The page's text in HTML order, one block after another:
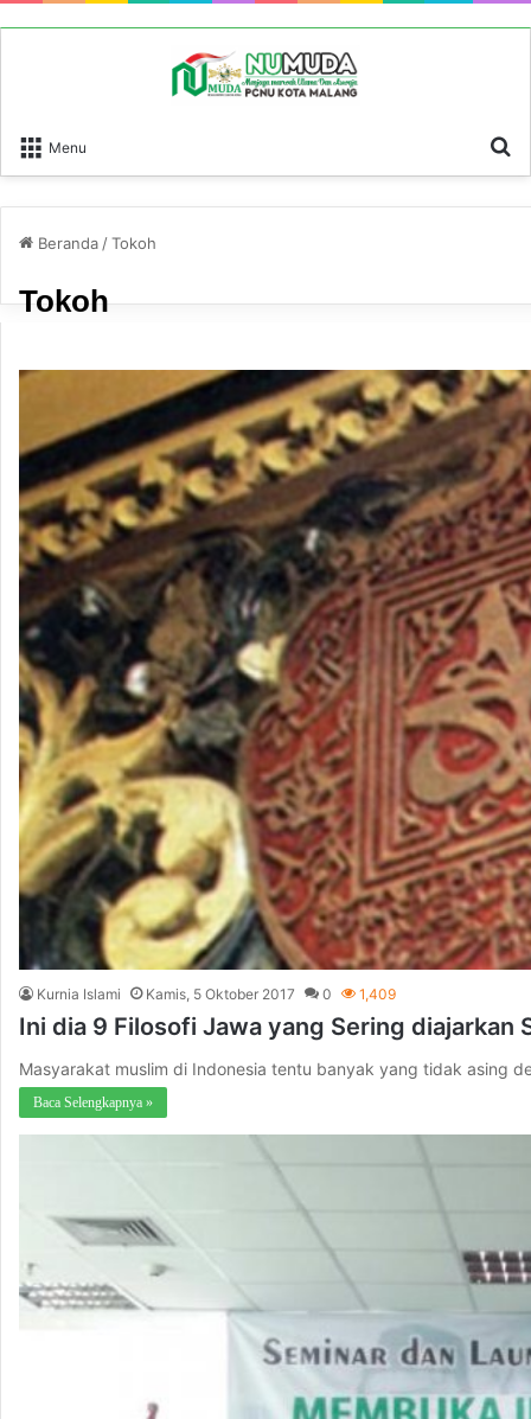
Menu
Beranda /Tokoh
Tokoh
Kurnia Islami Kamis, 5 Oktober 2017 0 1,409
Ini dia 9 Filosofi Jawa yang Sering diajarkan
Masyarakat muslim di Indonesia tentu banyak yang tidak asing
Baca Selengkapnya »